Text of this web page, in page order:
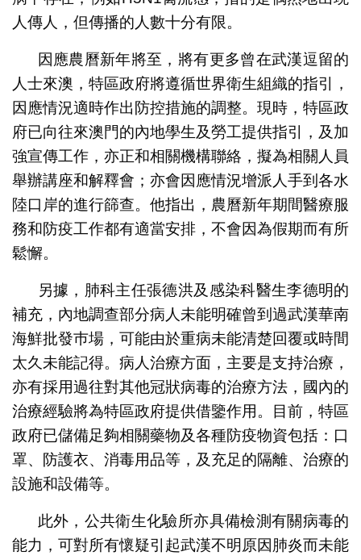
人傳人，但傳播的人數十分有限。
因應農曆新年將至，將有更多曾在武漢逗留的
人士來澳，特區政府將遵循世界衛生組織的指引，
因應情況適時作出防控措施的調整。現時，特區政
府已向往來澳門的內地學生及勞工提供指引，及加
強宣傳工作，亦正和相關機構聯絡，擬為相關人員
舉辦講座和解釋會；亦會因應情況增派人手到各水
陸口岸的進行篩查。他指出，農曆新年期間醫療服
務和防疫工作都有適當安排，不會因為假期而有所
鬆懈。
另據，肺科主任張德洪及感染科醫生李德明的
補充，內地調查部分病人未能明確曾到過武漢華南
海鮮批發巿場，可能由於重病未能清楚回覆或時間
太久未能記得。病人治療方面，主要是支持治療，
亦有採用過往對其他冠狀病毒的治療方法，國內的
治療經驗將為特區政府提供借鑒作用。目前，特區
政府已儲備足夠相關藥物及各種防疫物資包括：口
罩、防護衣、消毒用品等，及充足的隔離、治療的
設施和設備等。
此外，公共衛生化驗所亦具備檢測有關病毒的
能力，可對所有懷疑引起武漢不明原因肺炎而未能